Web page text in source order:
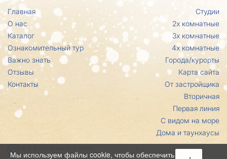
Главная
О нас
Каталог
Ознакомительный тур
Важно знать
Отзывы
Контакты
Студии
2х комнатные
3х комнатные
4х комнатные
Города/курорты
Карта сайта
От застройщика
Вторичная
Первая линия
С видом на море
Дома и таунхаусы
комплекс Эксельсиор
Мы используем файлы cookie, чтобы обеспечить